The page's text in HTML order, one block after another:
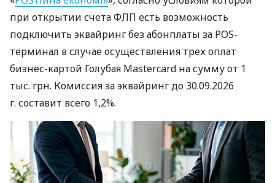
при открытии счета ФЛП есть возможность
подключить эквайринг без абонплаты за POS-
терминал в случае осуществления трех оплат
бизнес-картой Голубая Mastercard на сумму от 1
тыс. грн. Комиссия за эквайринг до 30.09.2026
г. составит всего 1,2%.